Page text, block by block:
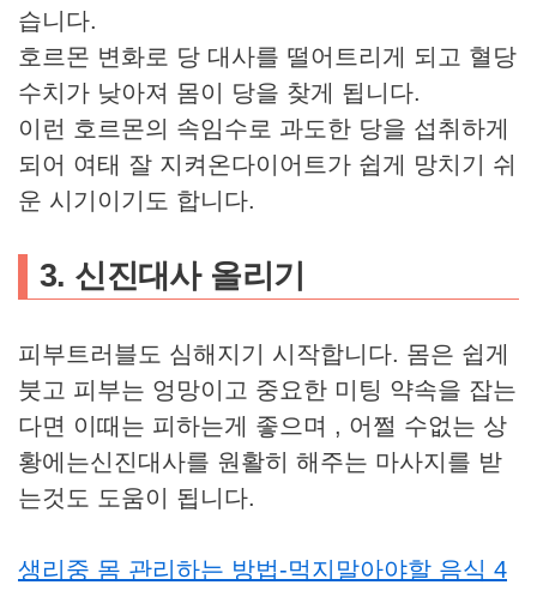
습니다.
호르몬 변화로 당 대사를 떨어트리게 되고 혈당
수치가 낮아져 몸이 당을 찾게 됩니다.
이런 호르몬의 속임수로 과도한 당을 섭취하게
되어 여태 잘 지켜온다이어트가 쉽게 망치기 쉬
운 시기이기도 합니다.
3. 신진대사 올리기
피부트러블도 심해지기 시작합니다. 몸은 쉽게
붓고 피부는 엉망이고 중요한 미팅 약속을 잡는
다면 이때는 피하는게 좋으며 , 어쩔 수없는 상
황에는신진대사를 원활히 해주는 마사지를 받
는것도 도움이 됩니다.
생리중 몸 관리하는 방법-먹지말아야할 음식 4